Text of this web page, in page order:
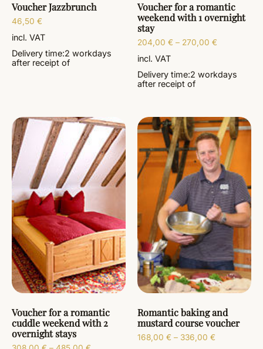
Voucher Jazzbrunch
46,50 €
incl. VAT
Delivery time:2 workdays
after receipt of
Voucher for a romantic
weekend with 1 overnight
stay
204,00 € – 270,00 €
incl. VAT
Delivery time:2 workdays
after receipt of
Voucher for a romantic
cuddle weekend with 2
overnight stays
Romantic baking and
mustard course voucher
168,00 € – 336,00 €